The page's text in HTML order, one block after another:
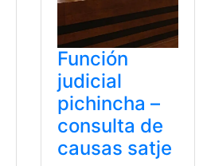
Función
judicial
pichincha –
consulta de
causas satje